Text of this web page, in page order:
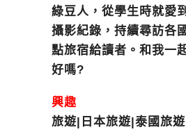
綠豆人，從學生時就愛
攝影紀錄，持續尋訪各
點旅宿給讀者。和我一
好嗎?
興趣
旅遊|日本旅遊|泰國旅